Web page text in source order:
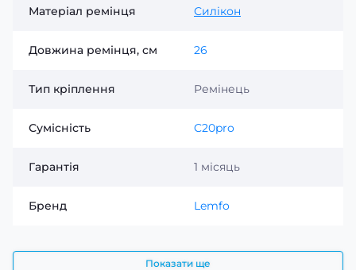
Матеріал ремінця Силікон
Довжина ремінця, см 26
Тип кріплення Ремінець
Сумісність C20pro
Гарантія 1 місяць
Бренд Lemfo
Показати ще